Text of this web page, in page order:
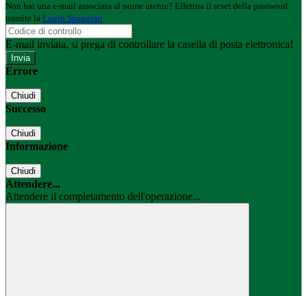
Non hai una e-mail associata al nome utente? Effettua il reset della password
tramite la Login Spaggiari
E-mail inviata, si prega di controllare la casella di posta elettronica!
Errore
Chiudi
Successo
Chiudi
Informazione
Chiudi
Attendere...
Attendere il completamento dell'operazione...